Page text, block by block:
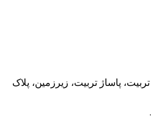
پاساژ تربیت، زیرزمین، پلاک